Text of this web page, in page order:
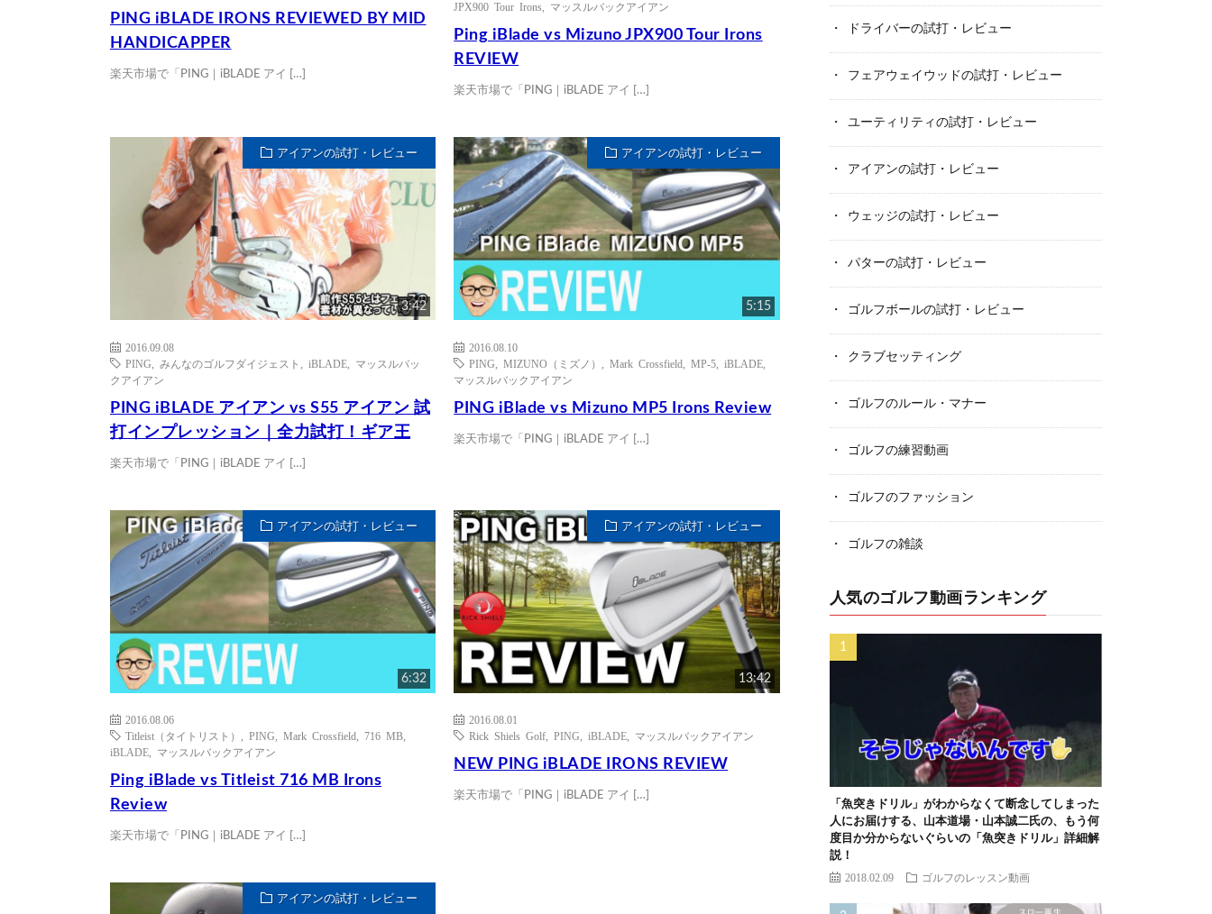
PING iBLADE IRONS REVIEWED BY MID
HANDICAPPER
楽天市場で「PING｜iBLADE アイ […]
JPX900 Tour Irons
マッスルバックアイアン
Ping iBlade vs Mizuno JPX900 Tour Irons
REVIEW
楽天市場で「PING｜iBLADE アイ […]
アイアンの試打・レビュー
3:42
2016.09.08
PING
みんなのゴルフダイジェスト iBLADE
マッスルバッ
クアイアン
PING iBLADE アイアン vs S55 アイアン 試
打インプレッション｜全力試打！ギア王
楽天市場で「PING｜iBLADE アイ […]
アイアンの試打・レビュー
5:15
2016.08.10
PING
,MIZUNO（ミズノ） ,Mark Crossfield ,MP-5 ,iBLADE
マッスルバックアイアン
PING iBlade vs Mizuno MP5 Irons Review
楽天市場で「PING｜iBLADE アイ […]
アイアンの試打・レビュー
6:32
2016.08.06
Titleist（タイトリスト）
PING Mark Crossfield 716 MB
iBLADE
マッスルバックアイアン
Ping iBlade vs Titleist 716 MB Irons
Review
楽天市場で「PING｜iBLADE アイ […]
アイアンの試打・レビュー
13:42
2016.08.01
Rick Shiels Golf ,PING ,iBLADE マッスルバックアイアン
NEW PING iBLADE IRONS REVIEW
楽天市場で「PING｜iBLADE アイ […]
アイアンの試打・レビュー
ドライバーの試打・レビュー
フェアウェイウッドの試打・レビュー
ユーティリティの試打・レビュー
アイアンの試打・レビュー
ウェッジの試打・レビュー
パターの試打・レビュー
ゴルフボールの試打・レビュー
クラブセッティング
ゴルフのルール・マナー
ゴルフの練習動画
ゴルフのファッション
ゴルフの雑談
人気のゴルフ動画ランキング
「魚突きドリル」がわからなくて断念してしまった
人にお届けする、山本道場・山本誠二氏の、もう何
度目か分からないぐらいの「魚突きドリル」詳細解
説！
2018.02.09 ゴルフのレッスン動画